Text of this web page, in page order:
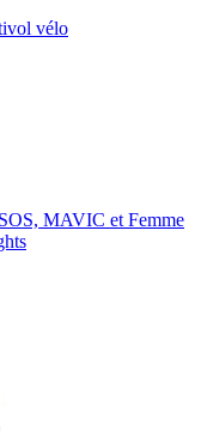
vélo
MAVIC et Femme